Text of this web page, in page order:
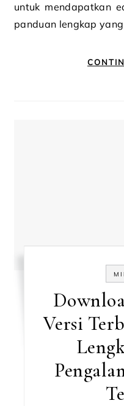
untuk mendapatkan
panduan lengkap
Versi